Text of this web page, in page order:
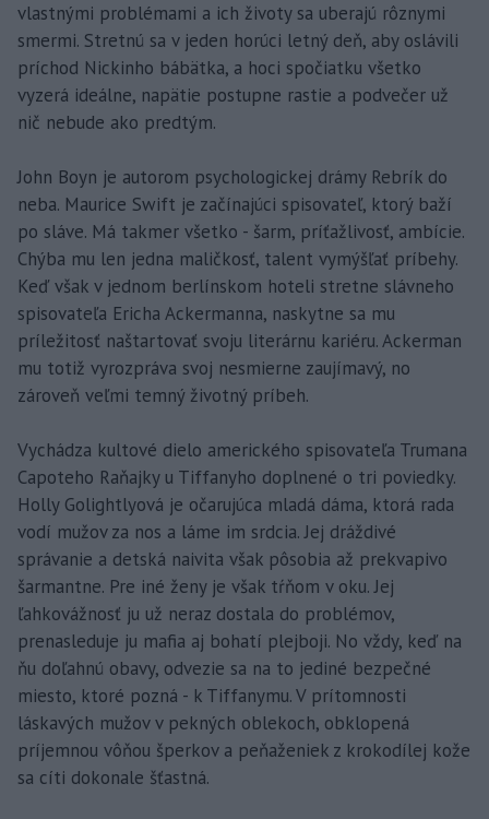
vlastnými problémami a ich životy sa uberajú rôznymi
smermi. Stretnú sa v jeden horúci letný deň, aby oslávili
príchod Nickinho bábätka, a hoci spočiatku všetko
vyzerá ideálne, napätie postupne rastie a podvečer už
nič nebude ako predtým.
John Boyn je autorom psychologickej drámy Rebrík do
neba. Maurice Swift je začínajúci spisovateľ, ktorý baží
po sláve. Má takmer všetko - šarm, príťažlivosť, ambície.
Chýba mu len jedna maličkosť, talent vymýšľať príbehy.
Keď však v jednom berlínskom hoteli stretne slávneho
spisovateľa Ericha Ackermanna, naskytne sa mu
príležitosť naštartovať svoju literárnu kariéru. Ackerman
mu totiž vyrozpráva svoj nesmierne zaujímavý, no
zároveň veľmi temný životný príbeh.
Vychádza kultové dielo amerického spisovateľa Trumana
Capoteho Raňajky u Tiffanyho doplnené o tri poviedky.
Holly Golightlyová je očarujúca mladá dáma, ktorá rada
vodí mužov za nos a láme im srdcia. Jej dráždivé
správanie a detská naivita však pôsobia až prekvapivo
šarmantne. Pre iné ženy je však tŕňom v oku. Jej
ľahkovážnosť ju už neraz dostala do problémov,
prenasleduje ju mafia aj bohatí plejboji. No vždy, keď na
ňu doľahnú obavy, odvezie sa na to jediné bezpečné
miesto, ktoré pozná - k Tiffanymu. V prítomnosti
láskavých mužov v pekných oblekoch, obklopená
príjemnou vôňou šperkov a peňaženiek z krokodílej kože
sa cíti dokonale šťastná.